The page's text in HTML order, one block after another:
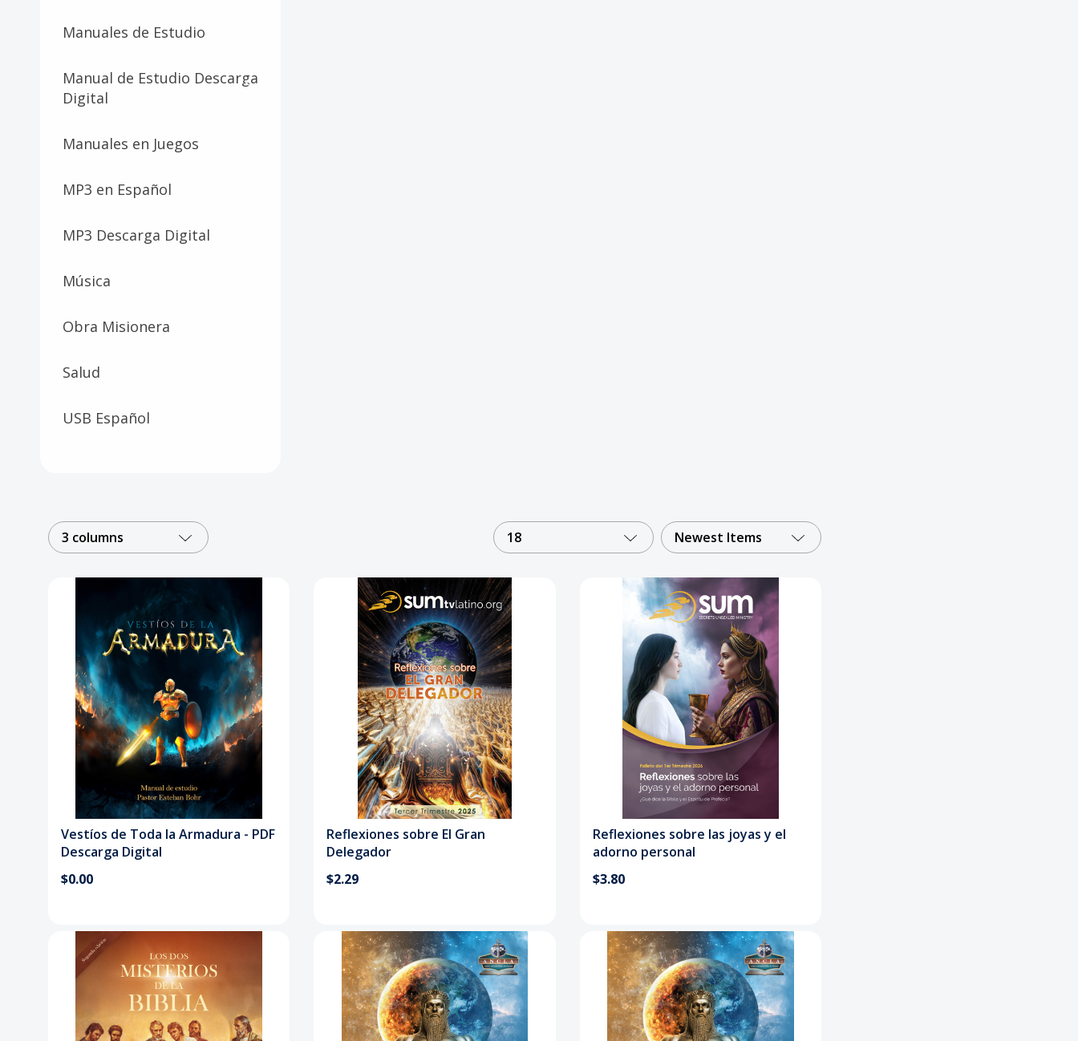
Manuales de Estudio
Manual de Estudio Descarga
Digital
Manuales en Juegos
MP3 en Español
MP3 Descarga Digital
Música
Obra Misionera
Salud
USB Español
3 columns 18 Newest Items
Vestíos de Toda la Armadura - PDF
Descarga Digital
$0.00
Reflexiones sobre El Gran
Delegador
$2.29
Reflexiones sobre las joyas y el
adorno personal
$3.80